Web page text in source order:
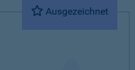
Ausgezeichnet